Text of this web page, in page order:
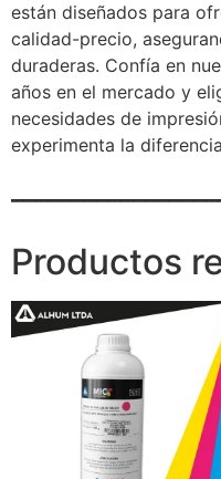
están diseñados para
calidad-precio,
duraderas. Confía en
años en el mercado y
necesidades de
experimenta la
Productos